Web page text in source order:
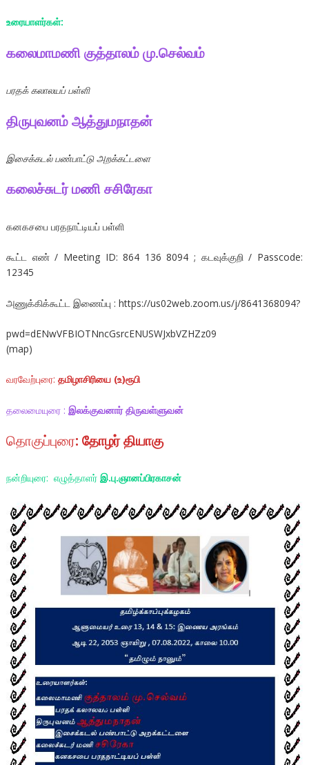
உரையாளர்கள்:
கலைமாமணி குத்தாலம் மு.செல்வம்
பரதக் கலாலயப் பள்ளி
திருபுவனம் ஆத்துமநாதன்
இசைக்கடல் பண்பாட்டு அறக்கட்டளை
கலைச்சுடர் மணி சசிரேகா
கனகசபை பரதநாட்டியப் பள்ளி
கூட்ட எண் / Meeting ID: 864 136 8094 ; கடவுக்குறி / Passcode:
12345
அணுக்கிக்கூட்ட இணைப்பு : https://us02web.zoom.us/j/8641368094?
pwd=dENwVFBIOTNncGsrcENUSWJxbVZHZz09
(map)
வரவேற்புரை: தமிழாசிரியை (உ)ரூபி
தலைமையுரை : இலக்குவனார் திருவள்ளுவன்
தொகுப்புரை: தோழர் தியாகு
நன்றியுரை: எழுத்தாளர் இ.பு.ஞானப்பிரகாசன்